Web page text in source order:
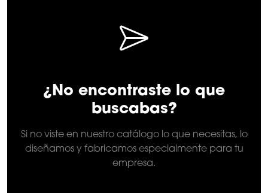
¿No encontraste lo que
buscabas?
Si no viste en nuestro catálogo lo que necesitas, lo
diseñamos y fabricamos especialmente para tu
empresa.